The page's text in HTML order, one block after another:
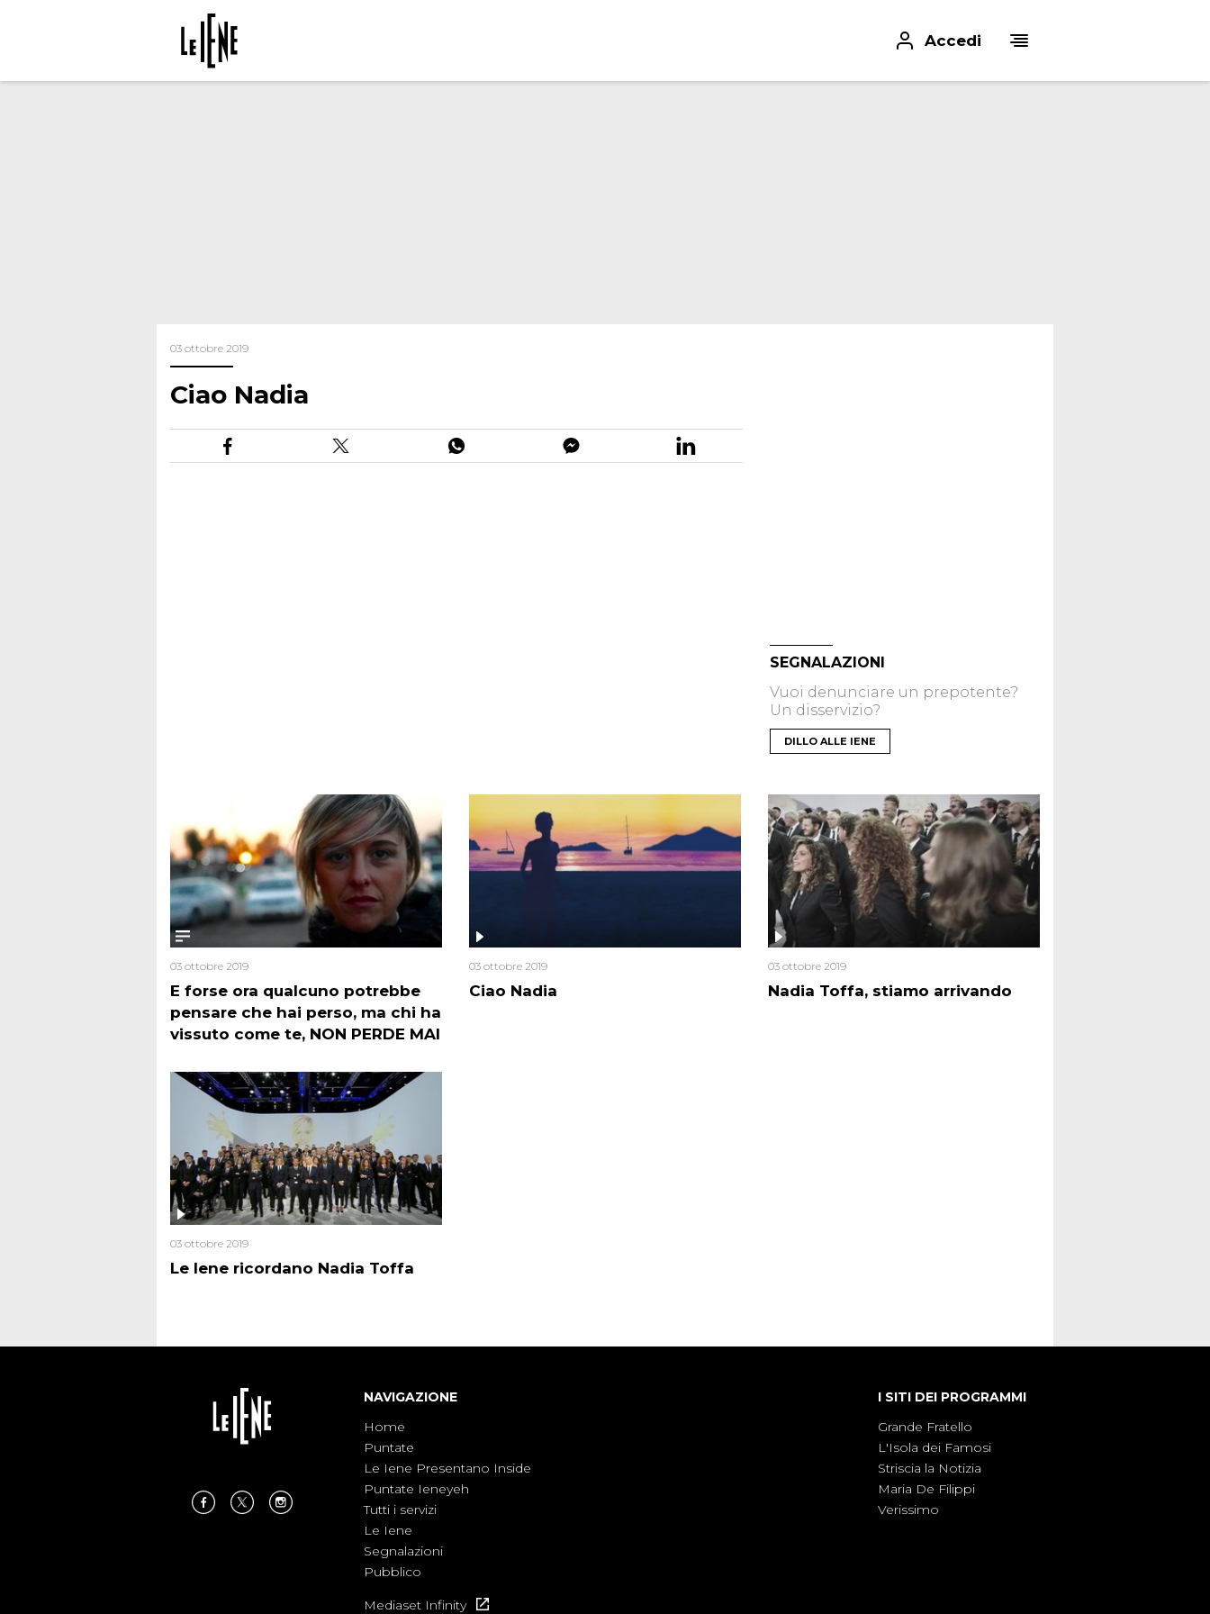
Accedi
03 ottobre 2019
Ciao Nadia
SEGNALAZIONI
Vuoi denunciare un prepotente?
Un disservizio?
DILLO ALLE IENE
E forse ora qualcuno potrebbe
pensare che hai perso, ma chi ha
vissuto come te, NON PERDE MAI
03 ottobre 2019
Ciao Nadia
03 ottobre 2019
Nadia Toffa, stiamo arrivando
03 ottobre 2019
Le Iene ricordano Nadia Toffa
03 ottobre 2019
NAVIGAZIONE
Home
Puntate
Le Iene Presentano Inside
Puntate Ieneyeh
Tutti i servizi
Le Iene
Segnalazioni
Pubblico
Mediaset Infinity
I SITI DEI PROGRAMMI
Grande Fratello
L'Isola dei Famosi
Striscia la Notizia
Maria De Filippi
Verissimo